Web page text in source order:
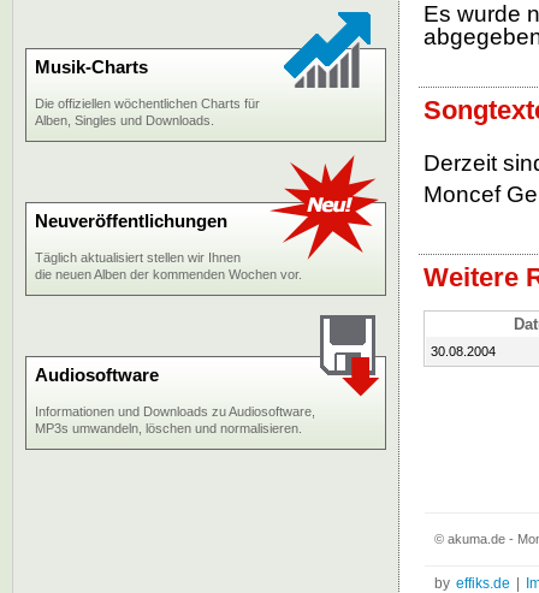
Es wurde
Derzeit
Moncef
Weitere
30.08.2004
Musik-Charts
Die offiziellen wöchentlichen Charts für
Alben, Singles und Downloads.
Neuveröffentlichungen
Täglich aktualisiert stellen wir Ihnen
die neuen Alben der kommenden Wochen vor.
Audiosoftware
Informationen und Downloads zu Audiosoftware,
MP3s umwandeln, löschen und normalisieren.
© akuma.de -
by effiks.de